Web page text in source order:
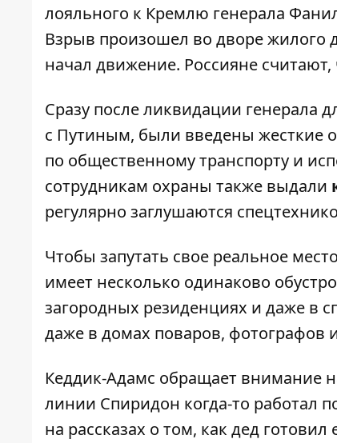
лояльного к Кремлю генерала
Взрыв произошел во дворе жилого
начал движение. Россияне
Сразу после ликвидации генерала
с Путиным, были введены жесткие
по общественному транспорту и
сотрудникам охраны также выдали
регулярно заглушаются
Чтобы запутать свое реальное
имеет несколько одинаково
загородных резиденциях и даже в
даже в домах поваров, фотографов
Кеддик-Адамс обращает внимание
линии Спиридон когда-то работал
на рассказах о том, как дед